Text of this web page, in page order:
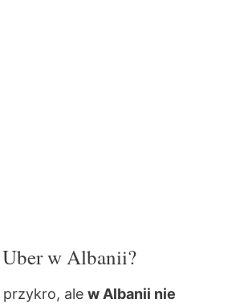
Uber w Albanii?
ale w Albanii nie